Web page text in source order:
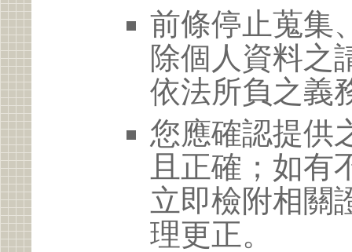
前條停止蒐集
除個人資料之
依法所負之義
您應確認提供
且正確；如有
立即檢附相關
理更正。